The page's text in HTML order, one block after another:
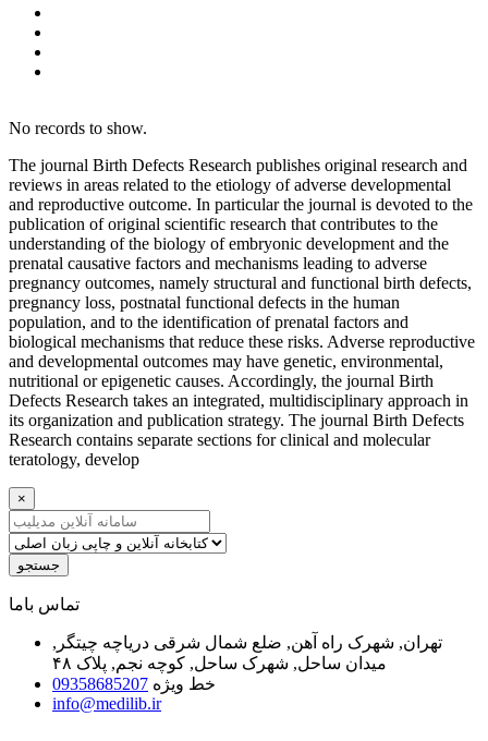
No records to show.
The journal Birth Defects Research publishes original research and
reviews in areas related to the etiology of adverse developmental
and reproductive outcome. In particular the journal is devoted to the
publication of original scientific research that contributes to the
understanding of the biology of embryonic development and the
prenatal causative factors and mechanisms leading to adverse
pregnancy outcomes, namely structural and functional birth defects,
pregnancy loss, postnatal functional defects in the human
population, and to the identification of prenatal factors and
biological mechanisms that reduce these risks. Adverse reproductive
and developmental outcomes may have genetic, environmental,
nutritional or epigenetic causes. Accordingly, the journal Birth
Defects Research takes an integrated, multidisciplinary approach in
its organization and publication strategy. The journal Birth Defects
Research contains separate sections for clinical and molecular
teratology, develop
×
جستجو
ﺗﻤﺎﺱ ﺑﺎﻣﺎ
تهران, شهرک راه آهن, ضلع شمال شرقی دریاچه چیتگر,
میدان ساحل, شهرک ساحل, کوچه نجم, پلاک ۴۸
خط ویژه 09358685207
info@medilib.ir